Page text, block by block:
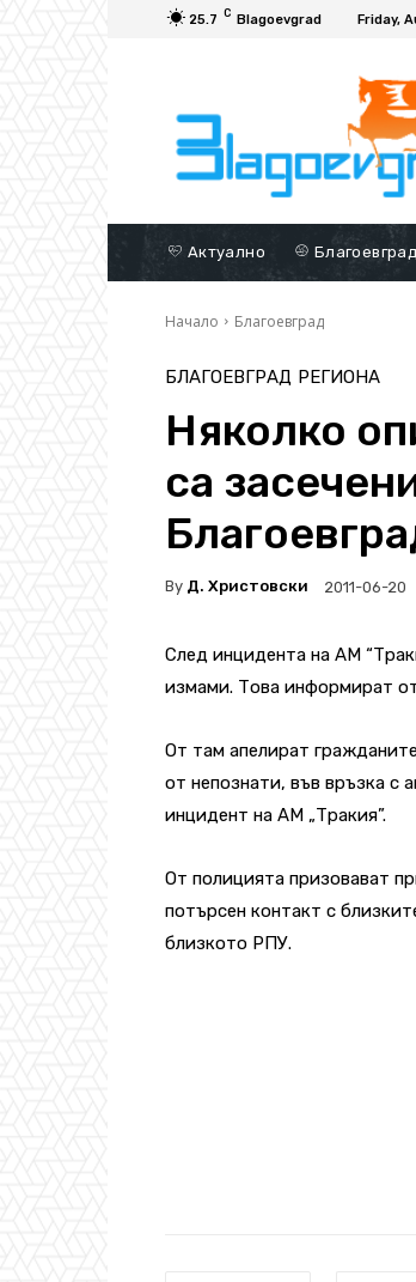
25.7 C Blagoevgrad Friday,
Актуално Благоевград
Начало Благоевград
БЛАГОЕВГРАД РЕГИОНА
Няколко
са
By Д. Христовски 2011-06-20
След инцидента на АМ
измами. Това информират
От там апелират
от непознати, във връзка с
инцидент на АМ „Тракия”.
От полицията призовават
потърсен контакт с
близкото РПУ.